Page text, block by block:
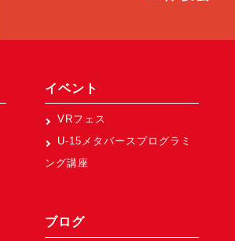
イベント
VRフェス
U-15メタバースプログラミ
ング講座
ブログ